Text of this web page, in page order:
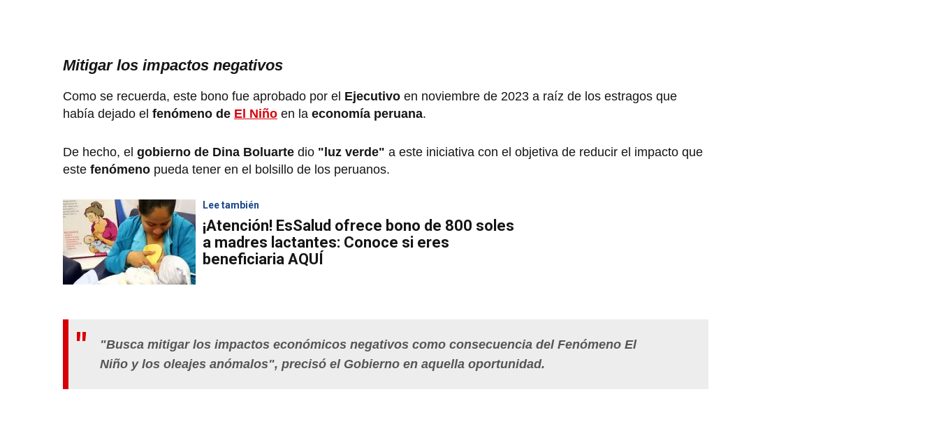
Mitigar los impactos negativos
Como se recuerda, este bono fue aprobado por el Ejecutivo en noviembre de 2023 a raíz de los estragos que
había dejado el fenómeno de El Niño en la economía peruana.
De hecho, el gobierno de Dina Boluarte dio "luz verde" a este iniciativa con el objetiva de reducir el impacto que
este fenómeno pueda tener en el bolsillo de los peruanos.
Lee también
¡Atención! EsSalud ofrece bono de 800 soles
a madres lactantes: Conoce si eres
beneficiaria AQUÍ
"Busca mitigar los impactos económicos negativos como consecuencia del Fenómeno El
Niño y los oleajes anómalos", precisó el Gobierno en aquella oportunidad.